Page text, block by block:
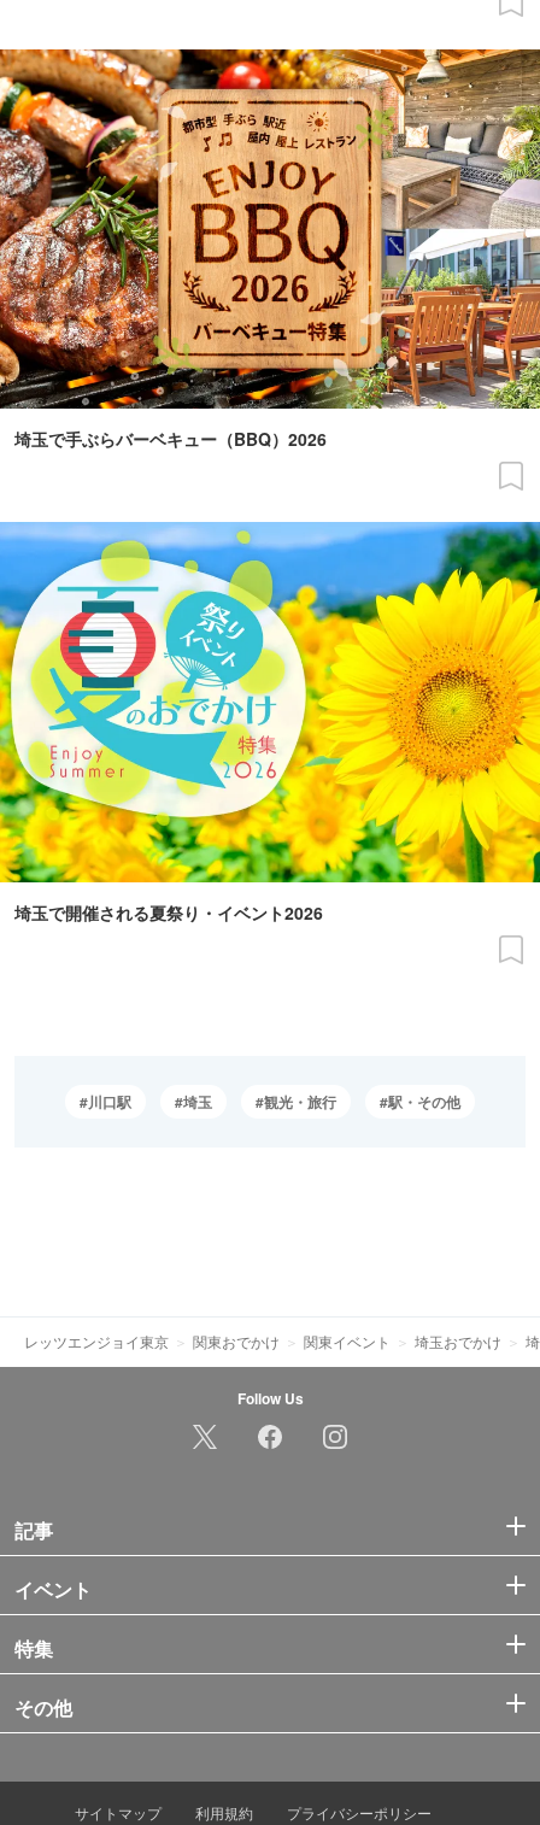
埼玉で手ぶらバーベキュー（BBQ）2026
埼玉で開催される夏祭り・イベント2026
川口駅 埼玉 観光・旅行 駅・その他
レッツエンジョイ東京 関東おでかけ 関東イベント 埼玉おでかけ
Follow Us
記事
イベント
特集
その他
サイトマップ 利用規約 プライバシーポリシー